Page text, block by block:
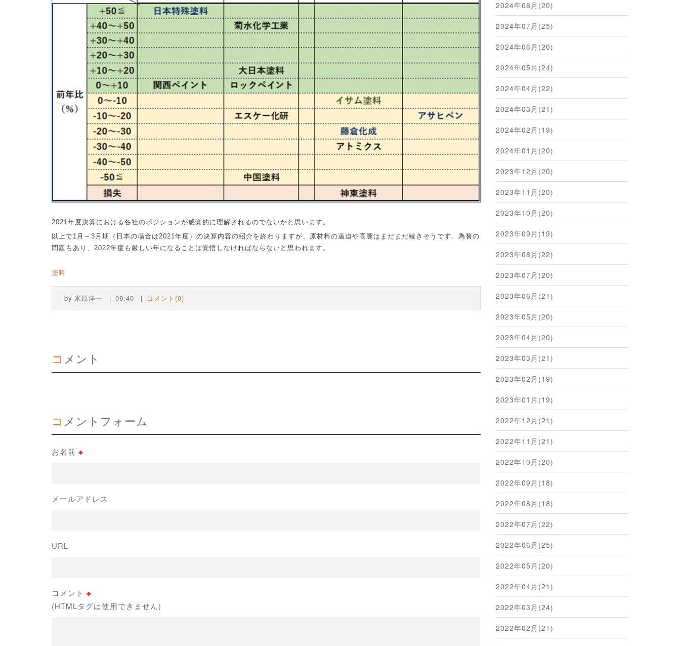
2021 年度決算における各社のポジションが感覚的に理解されるのでないかと思います。
以上で1 月～ 3 月期（日本の場合は 2021 年度）の決算内容の紹介を終わりますが、原材料の逼迫や高騰はまだまだ続きそうです。為替の
問題もあり、 2022年度も厳しい年になることは覚悟しなければならないと思われます。
塗料
by 米原洋一 09:40 コメント(0)
コメント
コメントフォーム
お名前 ※
メールアドレス
URL
コメント ※
(HTMLタグは使用できません)
2024年08月(20)
2024年07月(25)
2024年06月(20)
2024年05月(24)
2024年04月(22)
2024年03月(21)
2024年02月(19)
2024年01月(20)
2023年12月(20)
2023年11月(20)
2023年10月(20)
2023年09月(19)
2023年08月(22)
2023年07月(20)
2023年06月(21)
2023年05月(20)
2023年04月(20)
2023年03月(21)
2023年02月(19)
2023年01月(19)
2022年12月(21)
2022年11月(21)
2022年10月(20)
2022年09月(18)
2022年08月(18)
2022年07月(22)
2022年06月(25)
2022年05月(20)
2022年04月(21)
2022年03月(24)
2022年02月(21)